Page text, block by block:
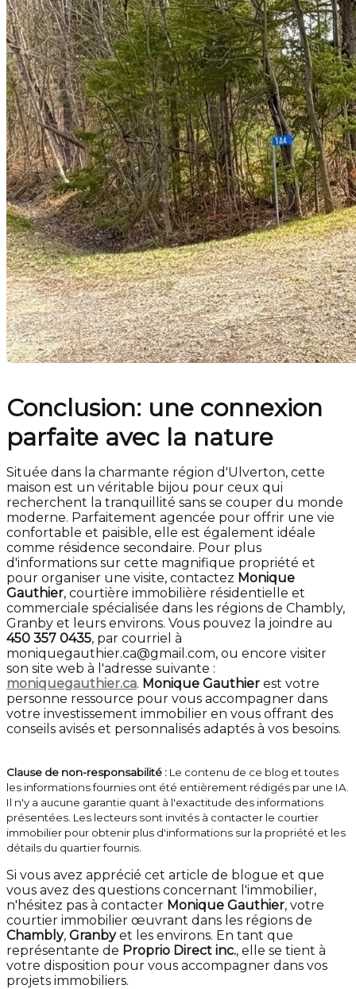
Conclusion: une connexion
parfaite avec la nature
Située dans la charmante région d'Ulverton, cette
maison est un véritable bijou pour ceux qui
recherchent la tranquillité sans se couper du monde
moderne. Parfaitement agencée pour offrir une vie
confortable et paisible, elle est également idéale
comme résidence secondaire. Pour plus
d'informations sur cette magnifique propriété et
pour organiser une visite, contactez Monique
Gauthier, courtière immobilière résidentielle et
commerciale spécialisée dans les régions de Chambly,
Granby et leurs environs. Vous pouvez la joindre au
450 357 0435, par courriel à
moniquegauthier.ca@gmail.com, ou encore visiter
son site web à l'adresse suivante :
moniquegauthier.ca. Monique Gauthier est votre
personne ressource pour vous accompagner dans
votre investissement immobilier en vous offrant des
conseils avisés et personnalisés adaptés à vos besoins.
Clause de non-responsabilité : Le contenu de ce blog et toutes
les informations fournies ont été entièrement rédigés par une IA.
Il n'y a aucune garantie quant à l'exactitude des informations
présentées. Les lecteurs sont invités à contacter le courtier
immobilier pour obtenir plus d'informations sur la propriété et les
détails du quartier fournis.
Si vous avez apprécié cet article de blogue et que
vous avez des questions concernant l'immobilier,
n'hésitez pas à contacter Monique Gauthier, votre
courtier immobilier œuvrant dans les régions de
Chambly, Granbyet les environs. En tant que
représentante de Proprio Direct inc., elle se tient à
votre disposition pour vous accompagner dans vos
projets immobiliers.